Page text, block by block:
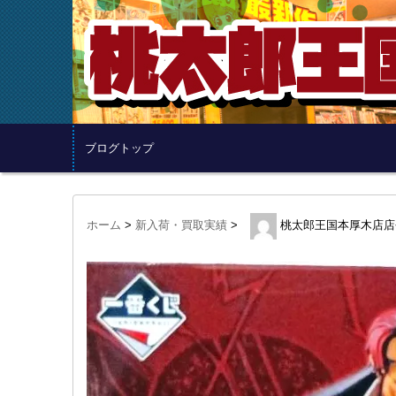
ブログトップ
ホーム > 新入荷・買取実績 > 桃太郎王国本厚木店